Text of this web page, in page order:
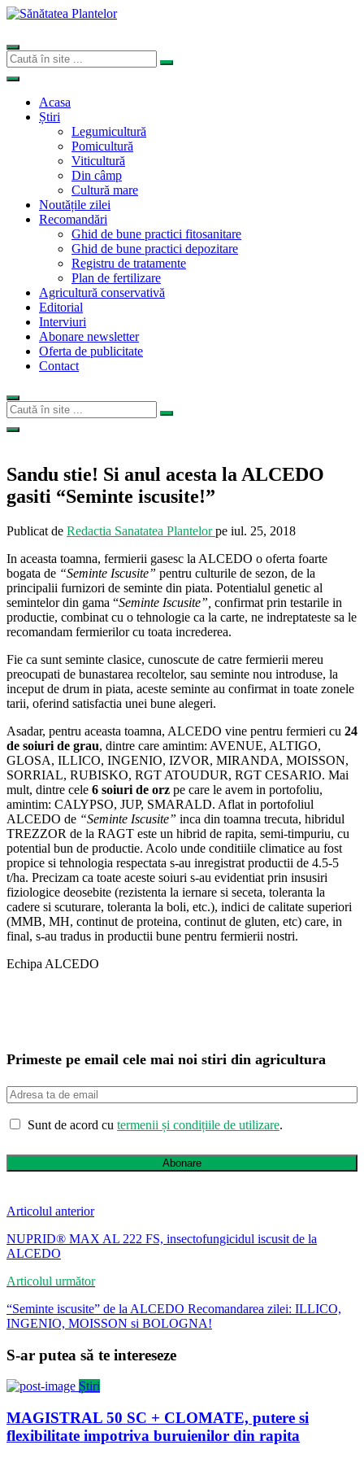
Acasa
Știri
Legumicultură
Pomicultură
Viticultură
Din câmp
Cultură mare
Noutățile zilei
Recomandări
Ghid de bune practici fitosanitare
Ghid de bune practici depozitare
Registru de tratamente
Plan de fertilizare
Agricultură conservativă
Editorial
Interviuri
Abonare newsletter
Oferta de publicitate
Contact
Sandu stie! Si anul acesta la ALCEDO
gasiti “Seminte iscusite!”
Publicat de Redactia Sanatatea Plantelorpe iul. 25, 2018
In aceasta toamna, fermierii gasesc la ALCEDO o oferta foarte
bogata de “Seminte Iscusite” pentru culturile de sezon, de la
principalii furnizori de seminte din piata. Potentialul genetic al
semintelor din gama “Seminte Iscusite”, confirmat prin testarile in
productie, combinat cu o tehnologie ca la carte, ne indreptateste sa le
recomandam fermierilor cu toata increderea.
Fie ca sunt seminte clasice, cunoscute de catre fermierii mereu
preocupati de bunastarea recoltelor, sau seminte nou introduse, la
inceput de drum in piata, aceste seminte au confirmat in toate zonele
tarii, oferind satisfactia unei bune alegeri.
Asadar, pentru aceasta toamna, ALCEDO vine pentru fermieri cu 24
de soiuri de grau, dintre care amintim: AVENUE, ALTIGO,
GLOSA, ILLICO, INGENIO, IZVOR, MIRANDA, MOISSON,
SORRIAL, RUBISKO, RGT ATOUDUR, RGT CESARIO. Mai
mult, dintre cele 6 soiuri de orz pe care le avem in portofoliu,
amintim: CALYPSO, JUP, SMARALD. Aflat in portofoliul
ALCEDO de “Seminte Iscusite” inca din toamna trecuta, hibridul
TREZZOR de la RAGT este un hibrid de rapita, semi-timpuriu, cu
potential bun de productie. Acolo unde conditiile climatice au fost
propice si tehnologia respectata s-au inregistrat productii de 4.5-5
t/ha. Precizam ca toate aceste soiuri s-au evidentiat prin insusiri
fiziologice deosebite (rezistenta la iernare si seceta, toleranta la
cadere si scuturare, toleranta la boli, etc.), indici de calitate superiori
(MMB, MH, continut de proteina, continut de gluten, etc) care, in
final, s-au tradus in productii bune pentru fermierii nostri.
Echipa ALCEDO
Primeste pe email cele mai noi stiri din agricultura
Sunt de acord cu termenii și condițiile de utilizare.
Abonare
Articolul anterior
NUPRID® MAX AL 222 FS, insectofungicidul iscusit de la
ALCEDO
Articolul următor
“Seminte iscusite” de la ALCEDO Recomandarea zilei: ILLICO,
INGENIO, MOISSON si BOLOGNA!
S-ar putea să te intereseze
Știri
MAGISTRAL 50 SC + CLOMATE, putere si
flexibilitate impotriva buruienilor din rapita